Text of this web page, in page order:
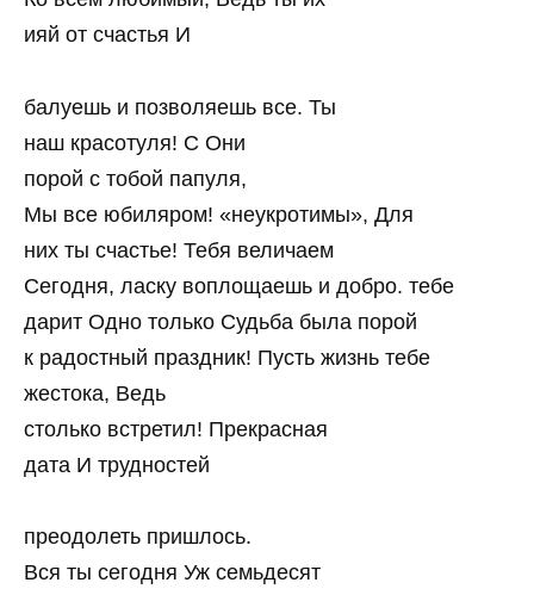
ияй от счастья И
балуешь и позволяешь все. Ты
наш красотуля! С Они
порой с тобой папуля,
Мы все юбиляром! «неукротимы», Для
них ты счастье! Тебя величаем
Сегодня, ласку воплощаешь и добро. тебе
дарит Одно только Судьба была порой
к радостный праздник! Пусть жизнь тебе
жестока, Ведь
столько встретил! Прекрасная
дата И трудностей
преодолеть пришлось.
Вся ты сегодня Уж семьдесят